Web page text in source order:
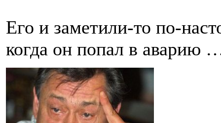
Его и заметили-то по-
когда он попал в аварию